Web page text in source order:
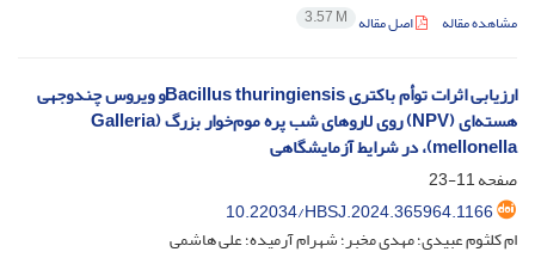
مشاهده مقاله اصل مقاله 3.57 M
ارزیابی اثرات توأم باکتری Bacillus thuringiensisو ویروس چندوجهی
هسته‌ای (NPV) روی لاروهای شب پره‌ موم‌خوار بزرگ (Galleria
mellonella)، در شرایط آزمایشگاهی
صفحه11-23
10.22034/HBSJ.2024.365964.1166
ام کلثوم عبیدی؛ مهدی مخبر؛ شهرام آرمیده؛ علی هاشمی